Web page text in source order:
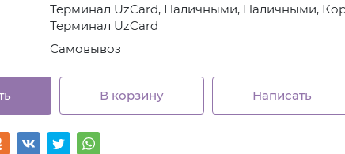
Терминал UzCard, Наличными, Наличными,
Терминал UzCard
Самовывоз
В корзину Написать